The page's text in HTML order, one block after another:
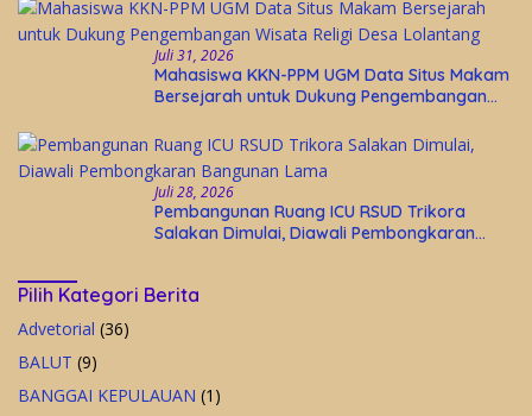
Juli 31, 2026
Mahasiswa KKN-PPM UGM Data Situs Makam
Bersejarah untuk Dukung Pengembangan
Juli 28, 2026
Pembangunan Ruang ICU RSUD Trikora
Salakan Dimulai, Diawali Pembongkaran
Pilih Kategori Berita
Advetorial (36)
BALUT (9)
BANGGAI KEPULAUAN (1)